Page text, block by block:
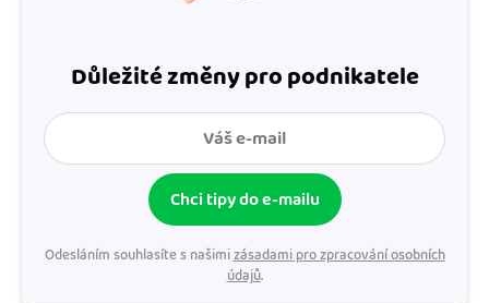
Důležité změny pro podnikatele
Chci tipy do e-mailu
Odesláním souhlasíte s našimizásadami pro zpracování osobních
údajů.